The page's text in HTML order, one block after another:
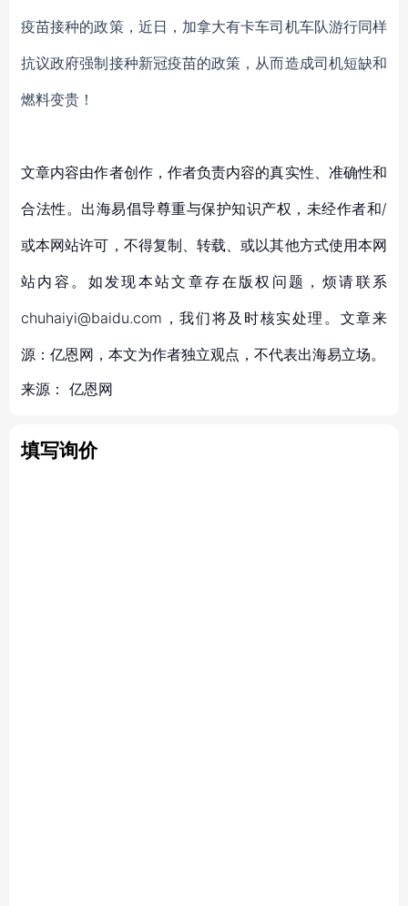
疫苗接种的政策，近日，加拿大有卡车司机车队游行同样
抗议政府强制接种新冠疫苗的政策，从而造成司机短缺和
燃料变贵！
文章内容由作者创作，作者负责内容的真实性、准确性和
合法性。出海易倡导尊重与保护知识产权，未经作者和/
或本网站许可，不得复制、转载、或以其他方式使用本网
站内容。如发现本站文章存在版权问题，烦请联系
chuhaiyi@baidu.com，我们将及时核实处理。文章来
源：亿恩网，本文为作者独立观点，不代表出海易立场。
来源： 亿恩网
填写询价